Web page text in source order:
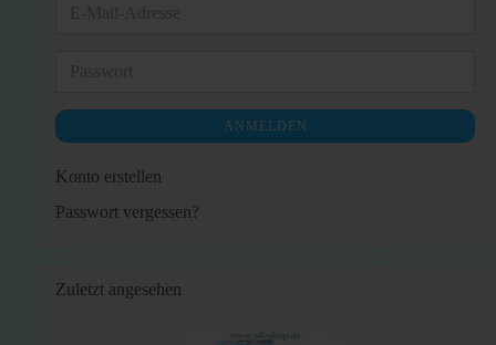
ANMELDEN
Konto erstellen
Passwort vergessen?
Zuletzt angesehen